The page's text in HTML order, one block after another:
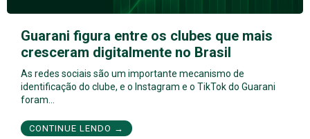
Guarani figura entre os clubes que mais
cresceram digitalmente no Brasil
As redes sociais são um importante mecanismo de
identificação do clube, e o Instagram e o TikTok do Guarani
foram…
CONTINUE LENDO →